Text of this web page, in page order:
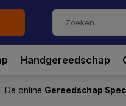
Handgereedschap
De online Gereedschap